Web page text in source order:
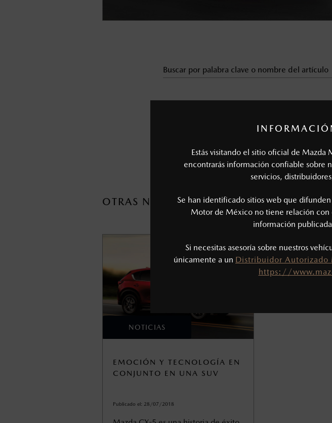
Estás visitando el sitio oficial de Mazda
encontrarás información confiable sobre
servicios,
Se han identificado sitios web que
Motor de México no tiene relación con
información
Si necesitas asesoría sobre nuestros
únicamente a un Distribuidor Autorizado
https://
OTRAS NOTICIAS
NOTICIAS
EMOCIÓN Y TECNOLOGÍA EN
CONJUNTO EN UNA SUV
Publicado el: 28/07/2018